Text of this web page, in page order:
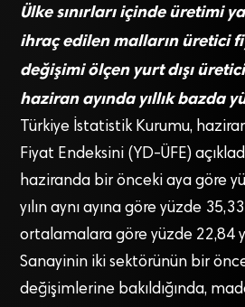
Ülke sınırları içinde üretimi
ihraç edilen malların üretici
değişimi ölçen yurt dışı
haziran ayında yıllık bazda
Türkiye İstatistik Kurumu, haziran
Fiyat Endeksini (YD-ÜFE)
haziranda bir önceki aya göre
yılın aynı ayına göre yüzde
ortalamalara göre yüzde 22,84
Sanayinin iki sektörünün bir
değişimlerine bakıldığında,